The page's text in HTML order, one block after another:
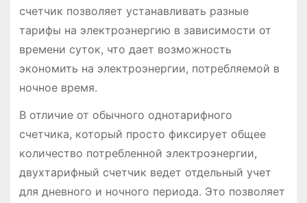
счетчик позволяет устанавливать разные
тарифы на электроэнергию в зависимости от
времени суток, что дает возможность
экономить на электроэнергии, потребляемой в
ночное время.
В отличие от обычного однотарифного
счетчика, который просто фиксирует общее
количество потребленной электроэнергии,
двухтарифный счетчик ведет отдельный учет
для дневного и ночного периода. Это позволяет